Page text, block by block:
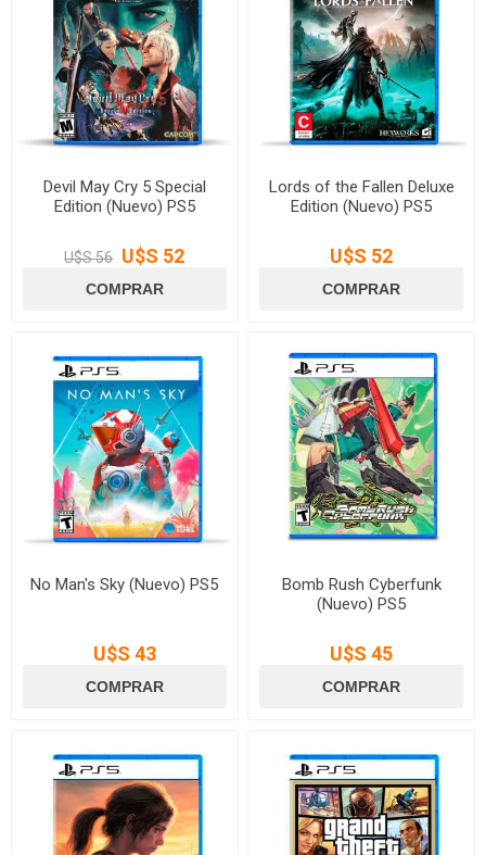
Devil May Cry 5 Special
Edition (Nuevo) PS5
U$S 56 U$S 52
Lords of the Fallen Deluxe
Edition (Nuevo) PS5
U$S 52
No Man's Sky (Nuevo) PS5
U$S 43
Bomb Rush Cyberfunk
(Nuevo) PS5
U$S 45